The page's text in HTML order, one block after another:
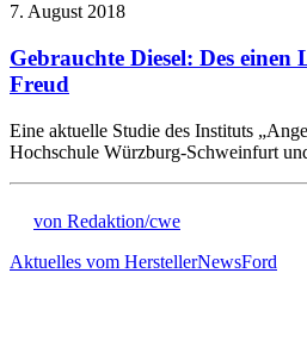
7. August 2018
Gebrauchte Diesel: Des einen
Freud
Eine aktuelle Studie des Instituts
Hochschule Würzburg-Schweinfurt
von Redaktion/cwe
Aktuelles vom HerstellerNewsFord